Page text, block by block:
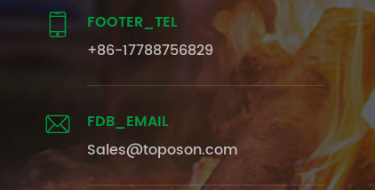

FOOTER_TEL
+86-17788756829

FDB_EMAIL
Sales@toposon.com